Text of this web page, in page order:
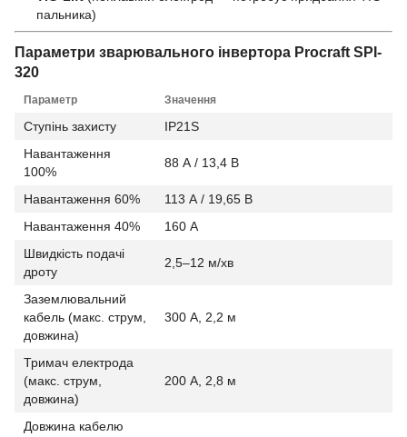
пальника)
Параметри зварювального інвертора Procraft SPI-
320
Параметр Значення
Ступінь захисту
IP21S
Навантаження
100%
88 А / 13,4 В
Навантаження 60%
113 А / 19,65 В
Навантаження 40%
160 А
Швидкість подачі
дроту
2,5–12 м/хв
Заземлювальний
кабель (макс. струм,
довжина)
300 А, 2,2 м
Тримач електрода
(макс. струм,
довжина)
200 А, 2,8 м
Довжина кабелю